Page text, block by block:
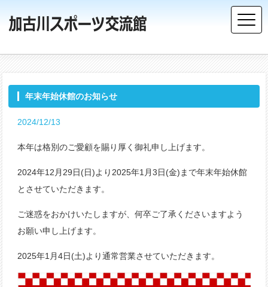
年末年始休館のお知らせ
2024/12/13
本年は格別のご愛顧を賜り厚く御礼申し上げます。
2024年12月29日(日)より2025年1月3日(金)まで年末年始休館
とさせていただきます。
ご迷惑をおかけいたしますが、何卒ご了承くださいますよう
お願い申し上げます。
2025年1月4日(土)より通常営業させていただきます。